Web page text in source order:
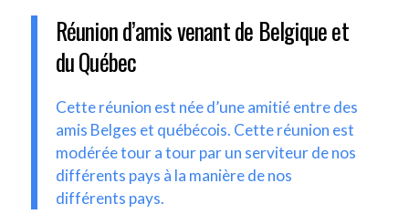
Réunion d’amis venant de Belgique et
du Québec
Cette réunion est née d’une amitié entre des
amis Belges et québécois. Cette réunion est
modérée tour a tour par un serviteur de nos
différents pays à la manière de nos
différents pays.